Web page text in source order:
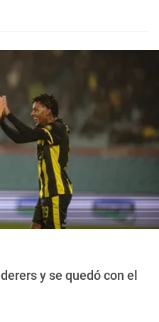
y se quedó con el